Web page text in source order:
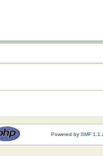
Powered by SMF